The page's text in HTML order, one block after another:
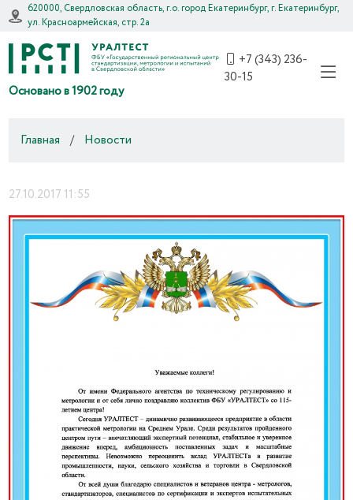
620000, Свердловская область, г.о. город Екатеринбург, г. Екатеринбург,
ул. Красноармейская, стр. 2а
Основано в 1902 году
+7 (343) 236-
30-15
Главная / Новости
27.10.2017 11:55